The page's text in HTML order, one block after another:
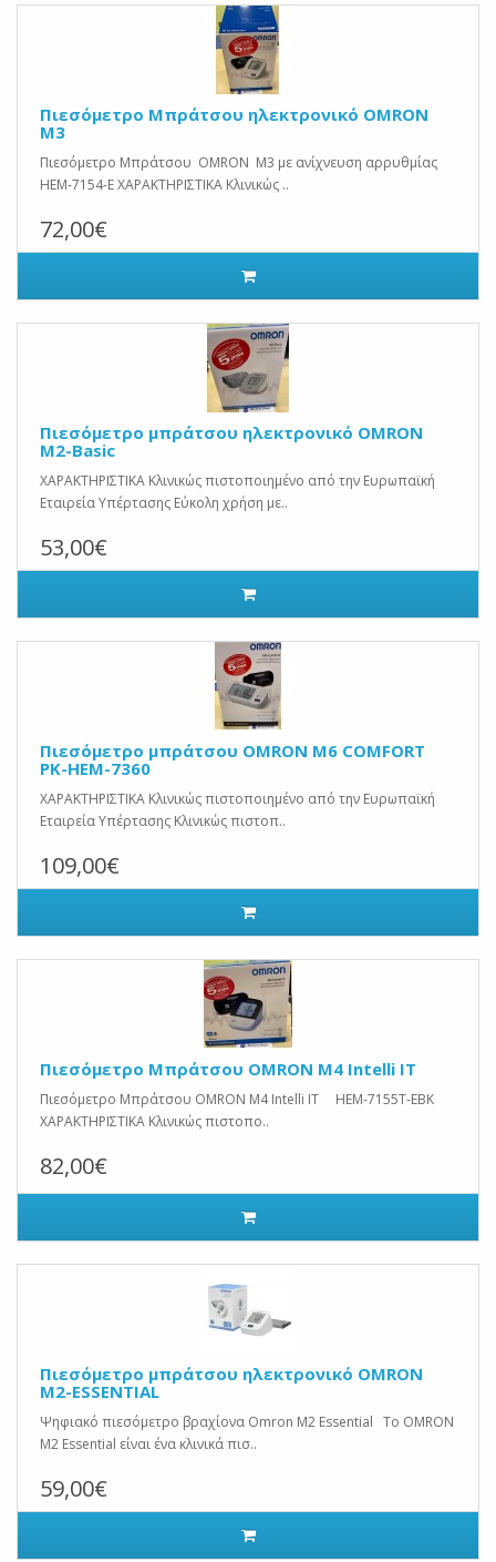
Πιεσόμετρο Μπράτσου ηλεκτρονικό OMRON
M3
Πιεσόμετρο Μπράτσου OMRON Μ3 με ανίχνευση αρρυθμίας
HEM-7154-E ΧΑΡΑΚΤΗΡΙΣΤΙΚΑ Κλινικώς ..
72,00€
Πιεσόμετρο μπράτσου ηλεκτρονικό OMRON
M2-Basic
ΧΑΡΑΚΤΗΡΙΣΤΙΚΑ Κλινικώς πιστοποιημένο από την Ευρωπαϊκή
Εταιρεία Υπέρτασης Εύκολη χρήση με..
53,00€
Πιεσόμετρο μπράτσου OMRON M6 COMFORT
PK-HEM-7360
ΧΑΡΑΚΤΗΡΙΣΤΙΚA Κλινικώς πιστοποιημένο από την Ευρωπαϊκή
Εταιρεία Υπέρτασης Κλινικώς πιστοπ..
109,00€
Πιεσόμετρο Μπράτσου OMRON M4 Intelli IT
Πιεσόμετρο Μπράτσου OMRON M4 Intelli IT HEM-7155T-EBK
ΧΑΡΑΚΤΗΡΙΣΤΙΚΑ Κλινικώς πιστοπο..
82,00€
Πιεσόμετρο μπράτσου ηλεκτρονικό OMRON
M2-ESSENTIAL
Ψηφιακό πιεσόμετρο βραχίονα Omron M2 Essential Το OMRON
M2 Essential είναι ένα κλινικά πισ..
59,00€